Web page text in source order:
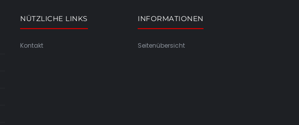
NÜTZLICHE LINKS
Kontakt
INFORMATIONEN
Seitenübersicht